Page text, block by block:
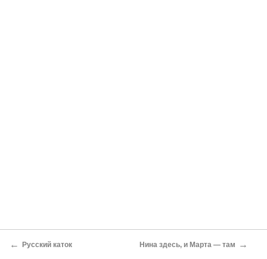
← Русский каток Нина здесь, и Марта — там →